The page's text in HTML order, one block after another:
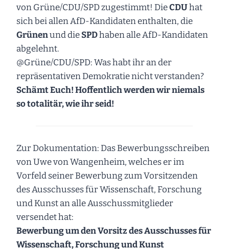
von Grüne/CDU/SPD zugestimmt! DieCDUhat
sich bei allen AfD-Kandidaten enthalten, die
Grünenund dieSPDhaben alle AfD-Kandidaten
abgelehnt.
@Grüne/CDU/SPD: Was habt ihr an der
repräsentativen Demokratie nicht verstanden?
Schämt Euch!Hoffentlich werden wir niemals
so totalitär, wie ihr seid!
Zur Dokumentation: Das Bewerbungsschreiben
von Uwe von Wangenheim, welches er im
Vorfeld seiner Bewerbung zum Vorsitzenden
des Ausschusses für Wissenschaft, Forschung
und Kunst an alle Ausschussmitglieder
versendet hat:
Bewerbung um den Vorsitz des Ausschusses für
Wissenschaft, Forschung und Kunst